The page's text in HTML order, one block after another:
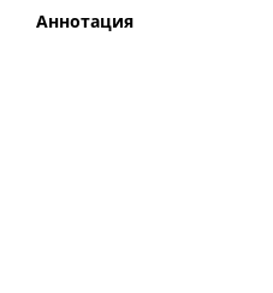
Аннотация